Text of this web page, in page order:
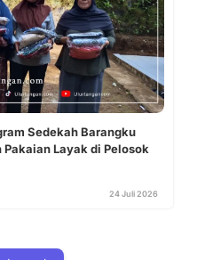
Sedekah Barangku
Layak di Pelosok
24 Juli 2026